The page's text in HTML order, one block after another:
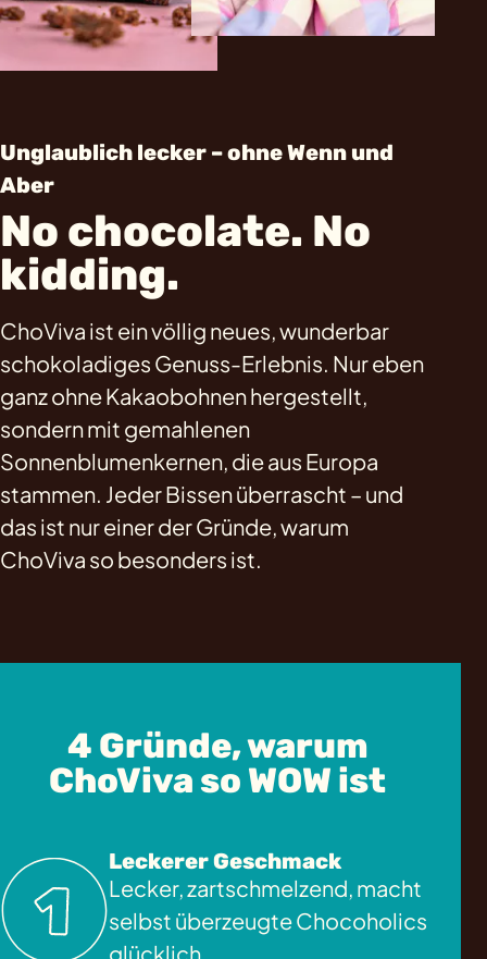
Unglaublich lecker – ohne Wenn und
Aber
No chocolate. No
kidding.
ChoViva ist ein völlig neues, wunderbar
schokoladiges Genuss-Erlebnis. Nur eben
ganz ohne Kakaobohnen hergestellt,
sondern mit gemahlenen
Sonnenblumenkernen, die aus Europa
stammen. Jeder Bissen überrascht – und
das ist nur einer der Gründe, warum
ChoViva so besonders ist.
4 Gründe, warum
ChoViva so WOW ist
Leckerer Geschmack
Lecker, zartschmelzend, macht
selbst überzeugte Chocoholics
glücklich